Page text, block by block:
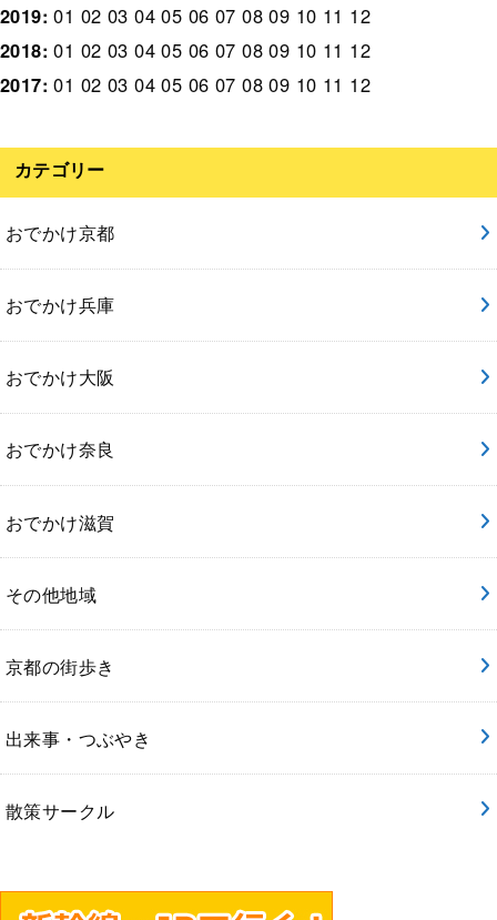
2019:01 02 03 04 05 06 07 08 09 10 11 12
2018:01 02 03 04 05 06 07 08 09 10 11 12
2017:01 02 03 04 05 06 07 08 09 10 11 12
カテゴリー
おでかけ京都
おでかけ兵庫
おでかけ大阪
おでかけ奈良
おでかけ滋賀
その他地域
京都の街歩き
出来事・つぶやき
散策サークル